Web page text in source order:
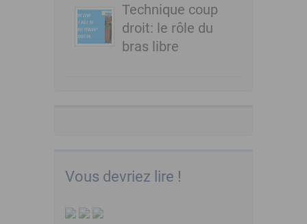
Technique coup
droit: le rôle du
bras libre
Vous devriez lire !